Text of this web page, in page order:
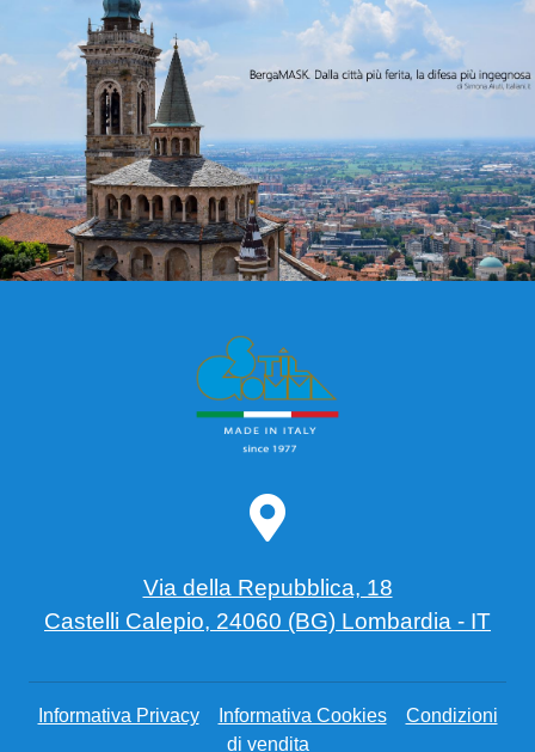
Via della Repubblica, 18
Castelli Calepio, 24060 (BG) Lombardia - IT
Informativa Privacy Informativa Cookies
Condizioni
di vendita